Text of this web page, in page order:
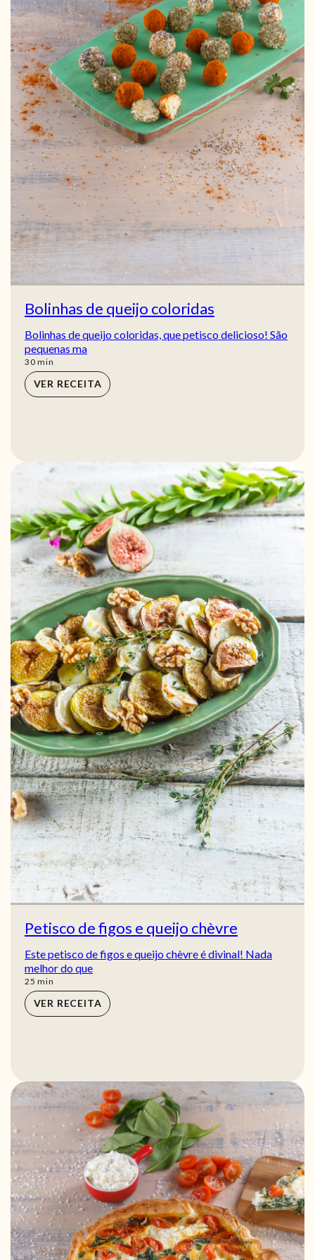
Bolinhas de queijo coloridas
Bolinhas de queijo coloridas, que petisco delicioso! São
pequenas ma
30min
min
VER RECEITA
Petisco de figos e queijo chèvre
Este petisco de figos e queijo chèvre é divinal! Nada
melhor do que
25 min
min
VER RECEITA